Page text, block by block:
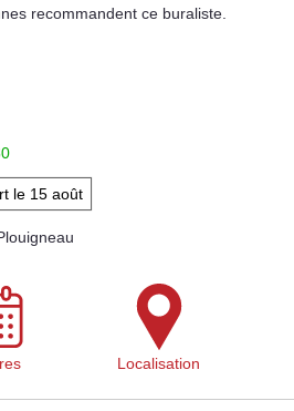
recommandent ce buraliste.
le 15 août
Localisation